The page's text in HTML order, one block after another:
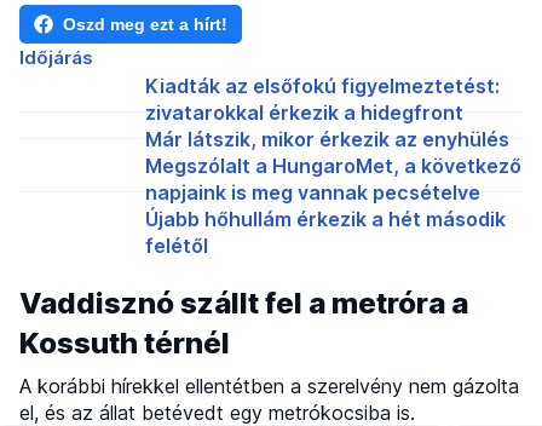
Oszd meg ezt a hírt!
Időjárás
Kiadták az elsőfokú figyelmeztetést:
zivatarokkal érkezik a hidegfront
Már látszik, mikor érkezik az enyhülés
Megszólalt a HungaroMet, a következő
napjaink is meg vannak pecsételve
Újabb hőhullám érkezik a hét második
felétől
Vaddisznó szállt fel a metróra a
Kossuth térnél
A korábbi hírekkel ellentétben a szerelvény nem gázolta
el, és az állat betévedt egy metrókocsiba is.